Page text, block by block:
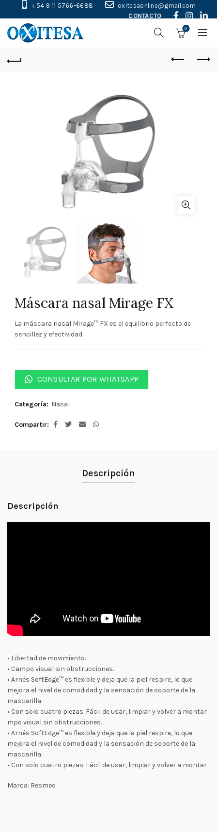
+ 54 9 11 5766-6688
oxitesaonline@gmail.com
CONTACTO
0
Máscara nasal Mirage FX
La máscara nasal Mirage™ FX es el equilibrio perfecto de
sencillez y efectividad.
CONSULTAR POR WHATSAPP
Categoría: Nasal
Compartir
Descripción
Descripción
• Libertad de movimiento.
• Campo visual sin obstrucciones.
• Arnés SoftEdge™ es flexible y deja que la piel respire, lo que
mejora el nivel de comodidad y la sensación de soporte de la
mascarilla.
• Con solo cuatro piezas. Fácil de usar, limpiar y volver a montar
mpo visual sin obstrucciones.
• Arnés SoftEdge™ es flexible y deja que la piel respire, lo que
mejora el nivel de comodidad y la sensación de soporte de la
mascarilla.
• Con solo cuatro piezas. Fácil de usar, limpiar y volver a montar
Marca: Resmed